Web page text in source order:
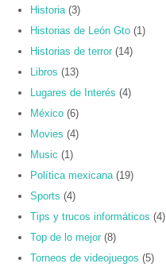
Historia (3)
Historias de León Gto (1)
Historias de terror (14)
Libros (13)
Lugares de Interés (4)
México (6)
Movies (4)
Music (1)
Política mexicana (19)
Sports (4)
Tips y trucos informáticos (4)
Top de lo mejor (8)
Torneos de videojuegos (5)